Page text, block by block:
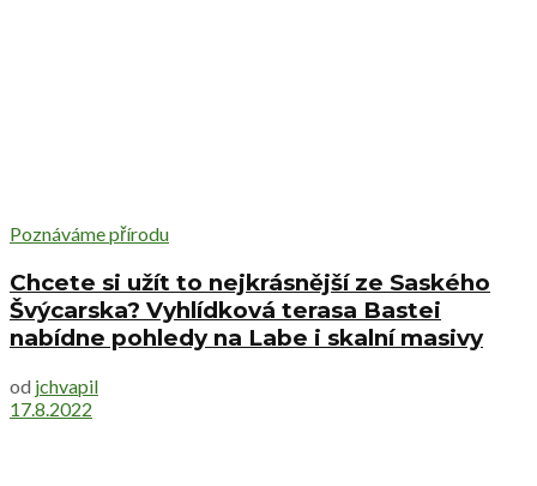
Poznáváme přírodu
Chcete si užít to nejkrásnější ze Saského
Švýcarska? Vyhlídková terasa Bastei
nabídne pohledy na Labe i skalní masivy
od jchvapil
17.8.2022